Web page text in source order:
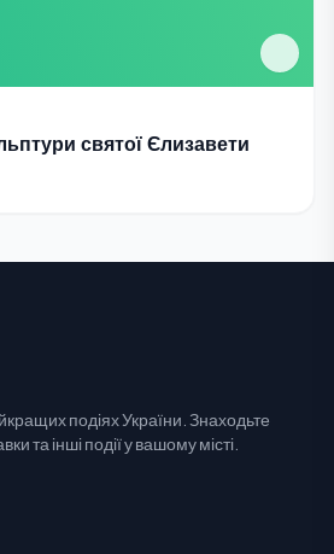
святої Єлизавети
подіях України. Знаходьте
та інші події у вашому місті.